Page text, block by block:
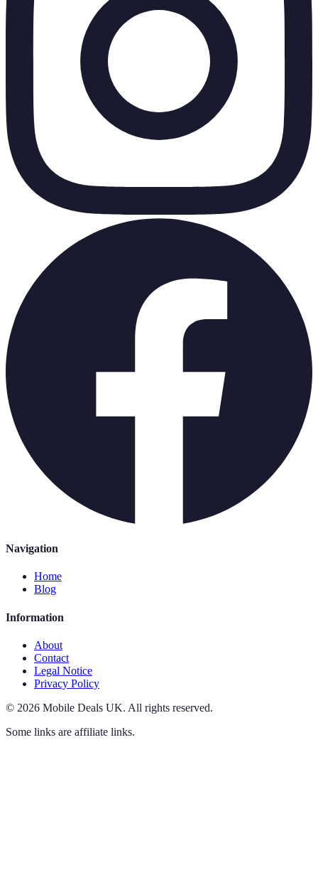
Navigation
Home
Blog
Information
About
Contact
Legal Notice
Privacy Policy
© 2026 Mobile Deals UK. All rights reserved.
Some links are affiliate links.